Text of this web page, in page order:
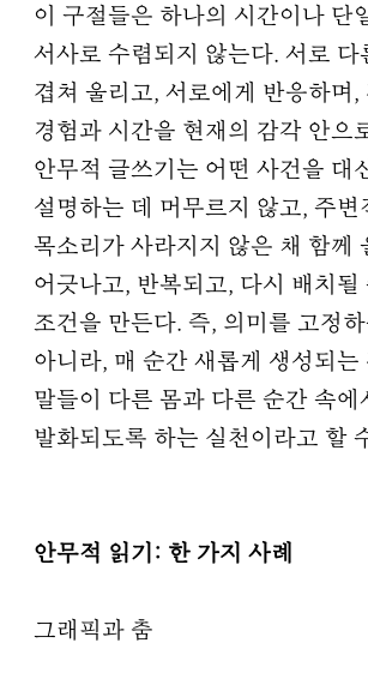
이 구절들은 하나의 시간이나 단
서사로 수렴되지 않는다. 서로 다
겹쳐 울리고, 서로에게 반응하며,
경험과 시간을 현재의 감각 안으
안무적 글쓰기는 어떤 사건을 대
설명하는 데 머무르지 않고, 주
목소리가 사라지지 않은 채 함께
어긋나고, 반복되고, 다시 배치될
조건을 만든다. 즉, 의미를 고정
아니라, 매 순간 새롭게 생성되는
말들이 다른 몸과 다른 순간 속에
발화되도록 하는 실천이라고 할
안무적 읽기: 한 가지 사례
그래픽과 춤